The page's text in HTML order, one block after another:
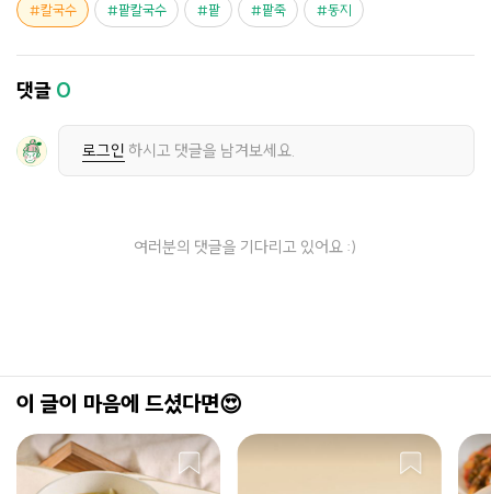
칼국수 팥칼국수 팥 팥죽 동지
댓글 0
로그인 하시고 댓글을 남겨보세요.
여러분의 댓글을 기다리고 있어요 :)
이 글이 마음에 드셨다면😍